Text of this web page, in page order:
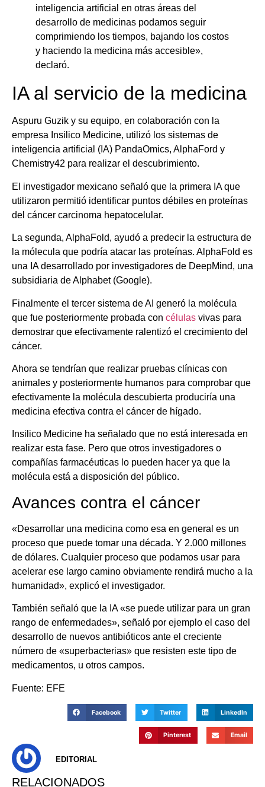
inteligencia artificial en otras áreas del
desarrollo de medicinas podamos seguir
comprimiendo los tiempos, bajando los costos
y haciendo la medicina más accesible»,
declaró.
IA al servicio de la medicina
Aspuru Guzik y su equipo, en colaboración con la
empresa Insilico Medicine, utilizó los sistemas de
inteligencia artificial (IA) PandaOmics, AlphaFord y
Chemistry42 para realizar el descubrimiento.
El investigador mexicano señaló que la primera IA que
utilizaron permitió identificar puntos débiles en proteínas
del cáncer carcinoma hepatocelular.
La segunda, AlphaFold, ayudó a predecir la estructura de
la mólecula que podría atacar las proteínas. AlphaFold es
una IA desarrollado por investigadores de DeepMind, una
subsidiaria de Alphabet (Google).
Finalmente el tercer sistema de AI generó la molécula
que fue posteriormente probada con células vivas para
demostrar que efectivamente ralentizó el crecimiento del
cáncer.
Ahora se tendrían que realizar pruebas clínicas con
animales y posteriormente humanos para comprobar que
efectivamente la molécula descubierta produciría una
medicina efectiva contra el cáncer de hígado.
Insilico Medicine ha señalado que no está interesada en
realizar esta fase. Pero que otros investigadores o
compañías farmacéuticas lo pueden hacer ya que la
molécula está a disposición del público.
Avances contra el cáncer
«Desarrollar una medicina como esa en general es un
proceso que puede tomar una década. Y 2.000 millones
de dólares. Cualquier proceso que podamos usar para
acelerar ese largo camino obviamente rendirá mucho a la
humanidad», explicó el investigador.
También señaló que la IA «se puede utilizar para un gran
rango de enfermedades», señaló por ejemplo el caso del
desarrollo de nuevos antibióticos ante el creciente
número de «superbacterias» que resisten este tipo de
medicamentos, u otros campos.
Fuente: EFE
Facebook Twitter LinkedIn
Pinterest Email
EDITORIAL
RELACIONADOS